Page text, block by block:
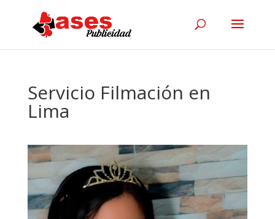
Servicio Filmación en
Lima